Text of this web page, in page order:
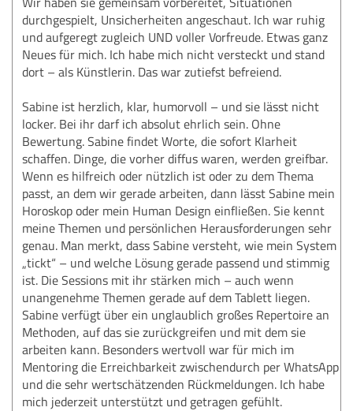
durchgespielt, Unsicherheiten angeschaut. Ich war ruhig
und aufgeregt zugleich UND voller Vorfreude. Etwas ganz
Neues für mich. Ich habe mich nicht versteckt und stand
dort – als Künstlerin. Das war zutiefst befreiend.
Sabine ist herzlich, klar, humorvoll – und sie lässt nicht
locker. Bei ihr darf ich absolut ehrlich sein. Ohne
Bewertung. Sabine findet Worte, die sofort Klarheit
schaffen. Dinge, die vorher diffus waren, werden greifbar.
Wenn es hilfreich oder nützlich ist oder zu dem Thema
passt, an dem wir gerade arbeiten, dann lässt Sabine mein
Horoskop oder mein Human Design einfließen. Sie kennt
meine Themen und persönlichen Herausforderungen sehr
genau. Man merkt, dass Sabine versteht, wie mein System
„tickt“ – und welche Lösung gerade passend und stimmig
ist. Die Sessions mit ihr stärken mich – auch wenn
unangenehme Themen gerade auf dem Tablett liegen.
Sabine verfügt über ein unglaublich großes Repertoire an
Methoden, auf das sie zurückgreifen und mit dem sie
arbeiten kann. Besonders wertvoll war für mich im
Mentoring die Erreichbarkeit zwischendurch per WhatsApp
und die sehr wertschätzenden Rückmeldungen. Ich habe
mich jederzeit unterstützt und getragen gefühlt.